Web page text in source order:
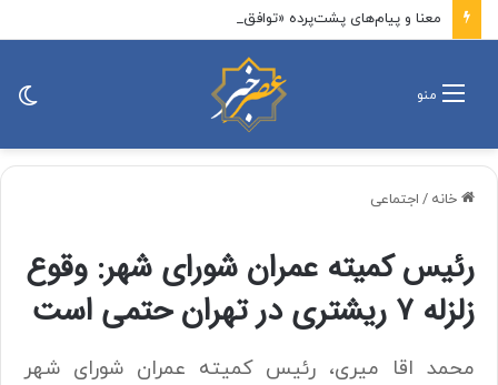
منو
خانه / اجتماعی
رئیس کمیته عمران شورای شهر: وقوع
زلزله ۷ ریشتری در تهران حتمی است
محمد اقا میری، رئیس کمیته عمران شورای شهر